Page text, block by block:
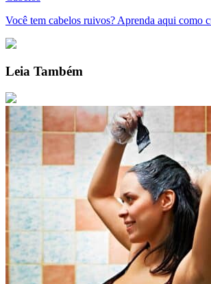
Você tem cabelos ruivos? Aprenda aqui como
Leia Também